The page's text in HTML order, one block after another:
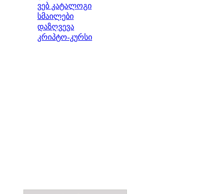
ვებ კატალოგი
სმაილები
დაზღვევა
კრიპტო-კურსი